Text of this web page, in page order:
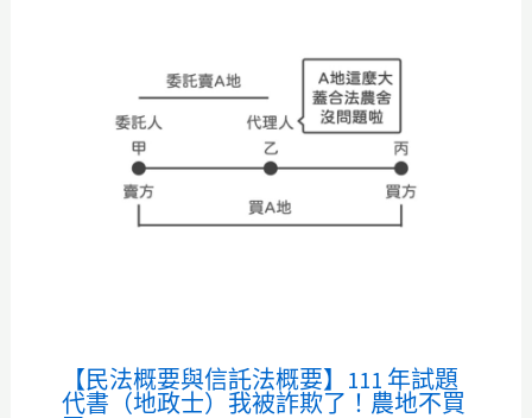
【民法概要與信託法概要】111 年試題
代書（地政士）我被詐欺了！農地不買